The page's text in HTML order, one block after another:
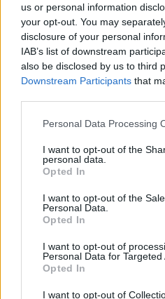
us or personal information
your opt-out. You may
disclosure of your personal
IAB’s list of downstream
also be disclosed by us to third
Downstream Participants that
Personal Data Processing
I want to opt-out of the
personal data.
Opted In
I want to opt-out of the
Personal Data.
Opted In
I want to opt-out of
Personal Data for Targeted
Opted In
I want to opt-out of
Žiūrimiausi
Savaitės vidurys nusimato
32 laipsnių šilumos
Žinios | Orai
V. Zalužno pasisakymą laiko